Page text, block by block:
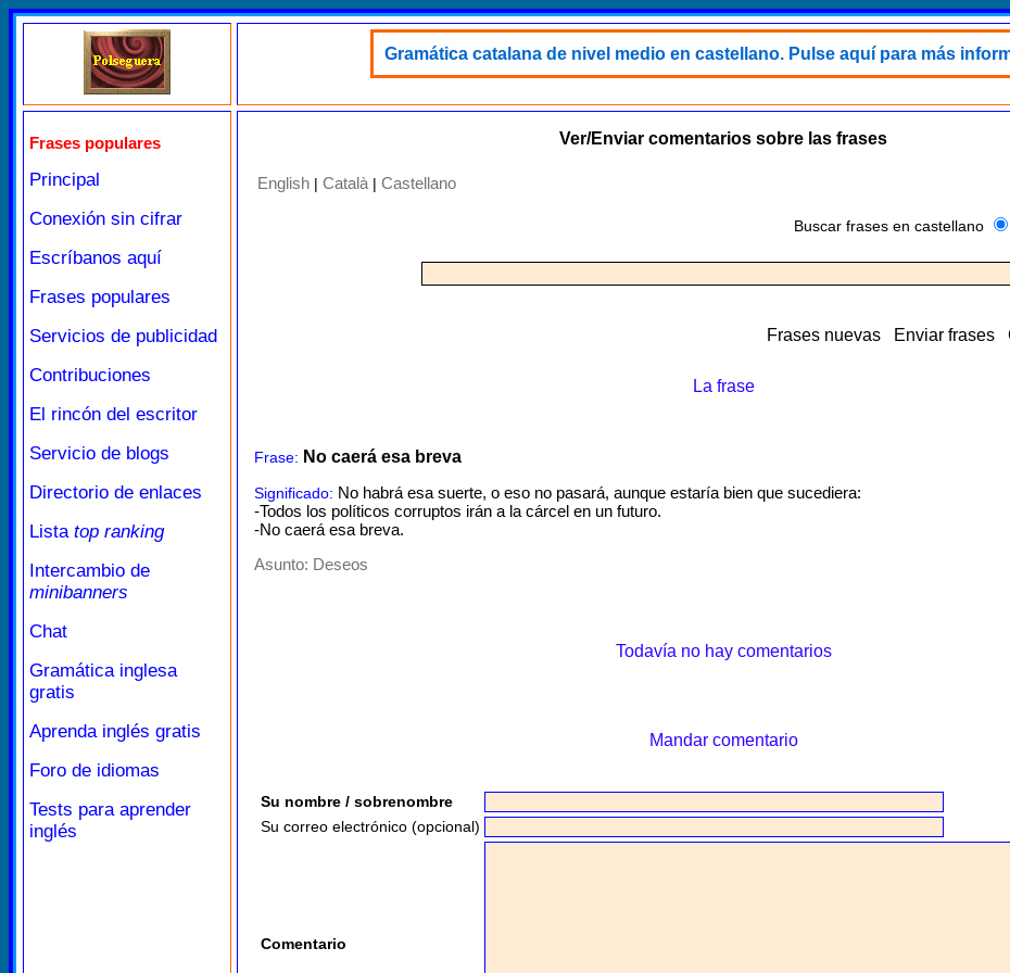
Gramática catalana de nivel medio en castellano. Pulse aquí para más
Frases populares
Principal
Conexión sin cifrar
Escríbanos aquí
Frases populares
Servicios de publicidad
Contribuciones
El rincón del escritor
Servicio de blogs
Directorio de enlaces
Lista top ranking
Intercambio de
minibanners
Chat
Gramática inglesa
gratis
Aprenda inglés gratis
Foro de idiomas
Tests para aprender
inglés
Ver/Enviar comentarios sobre las frases
English | Català| Castellano
Buscar frases en castellano
Frases nuevas Enviar frases
La frase
Frase: No caerá esa breva
Significado: No habrá esa suerte, o eso no pasará, aunque estaría bien que sucediera:
-Todos los políticos corruptos irán a la cárcel en un futuro.
-No caerá esa breva.
Asunto: Deseos
Todavía no hay comentarios
Mandar comentario
Su nombre / sobrenombre
Su correo electrónico (opcional)
Comentario